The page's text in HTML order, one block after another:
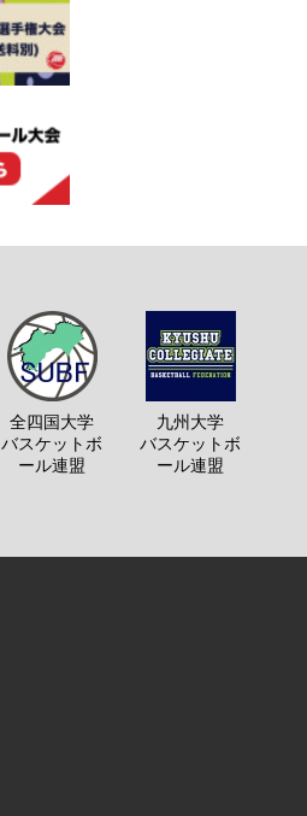
全四国大学
バスケットボ
ール連盟
九州大学
バスケットボ
ール連盟